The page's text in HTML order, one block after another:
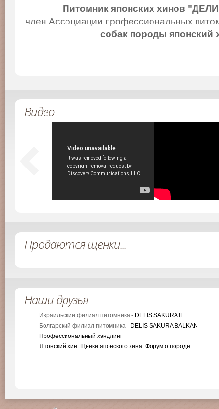
Питомник японских хинов
член Ассоциации профессиональных
собак породы японский
Видео
Продаются щенки...
Наши друзья
Израильский филиал питомника - DELIS SAKURA IL
Болгарский филиал питомника - DELIS SAKURA BALKAN
Профессиональный хэндлинг
Японский хин. Щенки японского хина. Форум о породе